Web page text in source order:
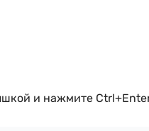
и нажмите